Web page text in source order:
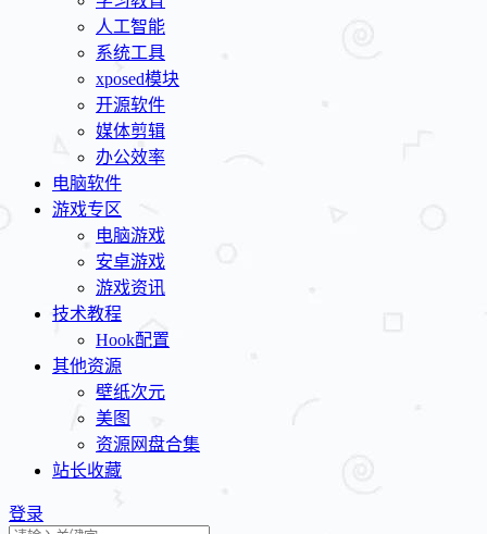
人工智能
系统工具
xposed模块
开源软件
媒体剪辑
办公效率
电脑软件
游戏专区
电脑游戏
安卓游戏
游戏资讯
技术教程
Hook配置
其他资源
壁纸次元
美图
资源网盘合集
站长收藏
登录